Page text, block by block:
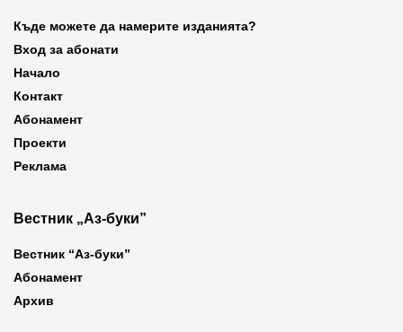
Къде можете да намерите изданията?
Вход за абонати
Начало
Контакт
Абонамент
Проекти
Реклама
Вестник „Аз-буки”
Вестник “Аз-буки”
Абонамент
Архив